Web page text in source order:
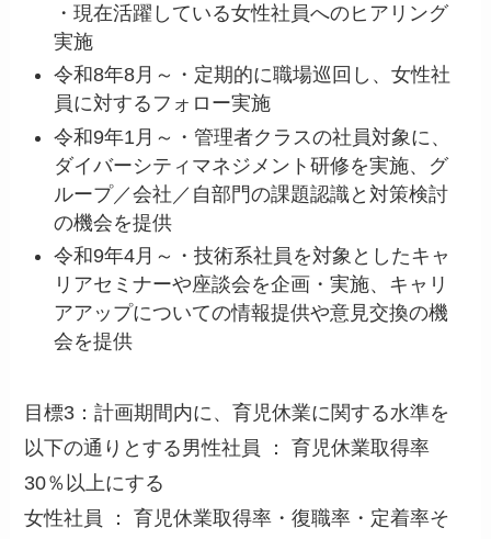
・現在活躍している女性社員へのヒアリング
実施
令和8年8月～・定期的に職場巡回し、女性社
員に対するフォロー実施
令和9年1月～・管理者クラスの社員対象に、
ダイバーシティマネジメント研修を実施、グ
ループ／会社／自部門の課題認識と対策検討
の機会を提供
令和9年4月～・技術系社員を対象としたキャ
リアセミナーや座談会を企画・実施、キャリ
アアップについての情報提供や意見交換の機
会を提供
目標3：計画期間内に、育児休業に関する水準を
以下の通りとする男性社員 ： 育児休業取得率
30％以上にする
女性社員 ： 育児休業取得率・復職率・定着率そ